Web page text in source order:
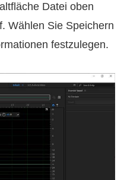
Datei oben
Wählen Sie Speichern
festzulegen.